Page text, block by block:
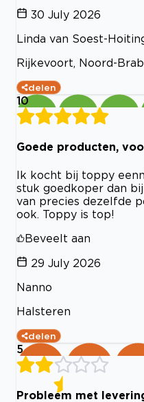
30 July 2026
Linda van Soest-
Rijkevoort, Noord-
delen
10
Goede producten,
Ik kocht bij toppy
stuk goedkoper dan
van precies dezelfde
ook. Toppy is top!
Beveelt aan
29 July 2026
Nanno
Halsteren
delen
5
Probleem met